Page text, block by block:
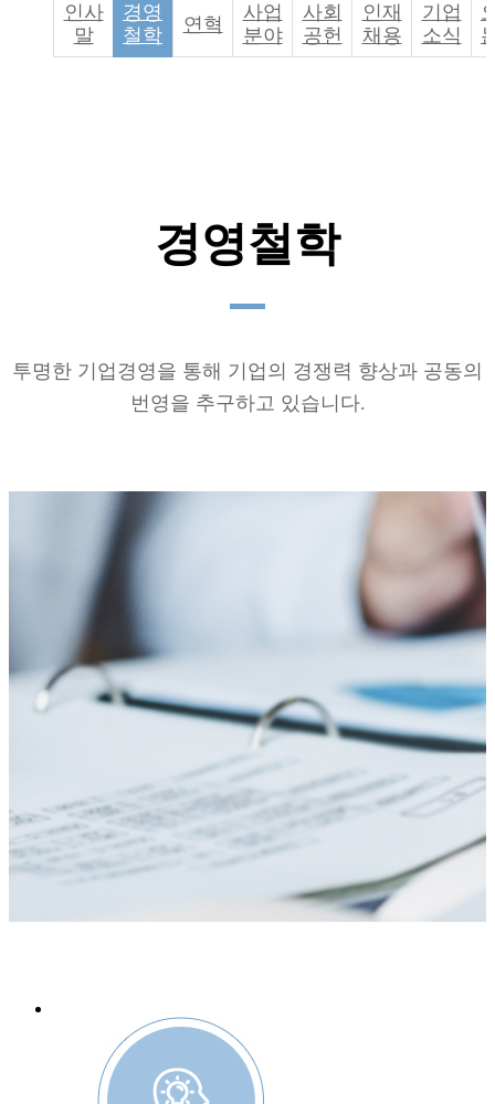
되
겠
인사
말
경영
철학
연혁
사업
분야
사회
공헌
인재
채용
기업
소식
경영철학
투명한 기업경영을 통해 기업의 경쟁력 향상과 공동의
번영을 추구하고 있습니다.